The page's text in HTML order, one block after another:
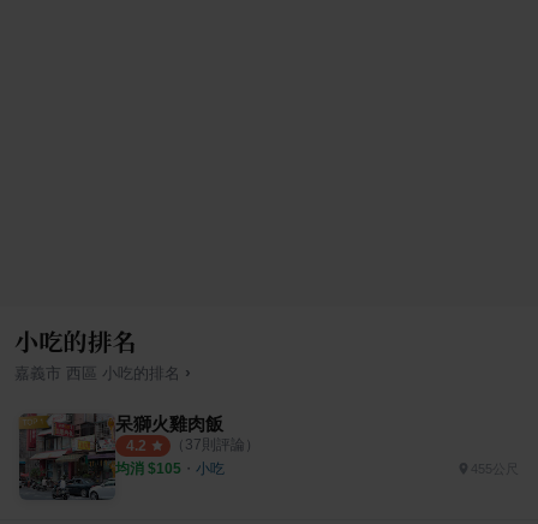
小吃的排名
嘉義市 西區 小吃 的排名 ›
呆獅火雞肉飯
4.2 （ 37則評論）
均消 $105 ・ 小吃 455公尺